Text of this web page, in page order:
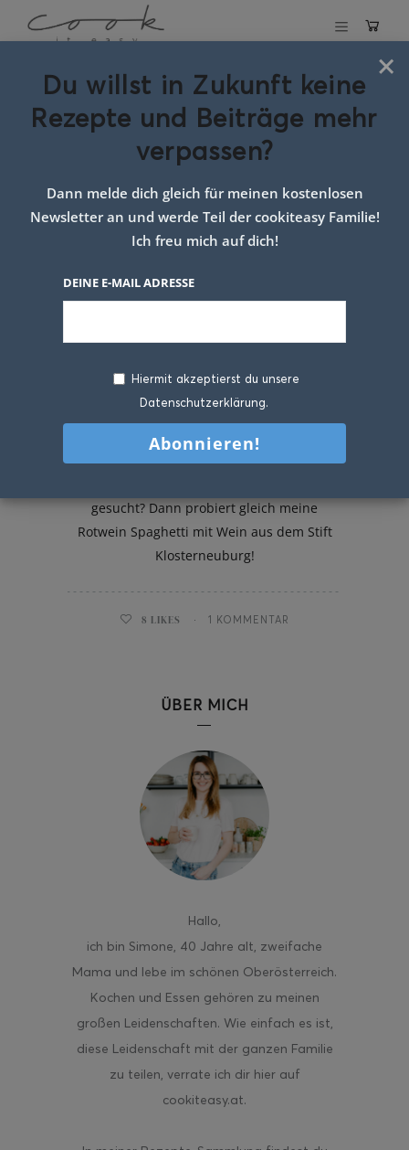
Schlagwort:
Rezept Spaghetti
Rotwein Spaghetti
gesucht? Dann probiert gleich meine
Rotwein Spaghetti mit Wein aus dem Stift
Klosterneuburg!
8 LIKES 1 KOMMENTAR
ÜBER MICH
Hallo,
ich bin Simone, 40 Jahre alt, zweifache
Mama und lebe im schönen Oberösterreich.
Kochen und Essen gehören zu meinen
großen Leidenschaften. Wie einfach es ist,
diese Leidenschaft mit der ganzen Familie
zu teilen, verrate ich dir hier auf
cookiteasy.at.
×
Du willst in Zukunft keine
Rezepte und Beiträge mehr
verpassen?
Dann melde dich gleich für meinen kostenlosen
Newsletter an und werde Teil der cookiteasy Familie!
Ich freu mich auf dich!
DEINE E-MAIL ADRESSE
Hiermit akzeptierst du unsere
Datenschutzerklärung.